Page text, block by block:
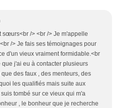
sœurs<br /> <br /> Je m'appelle
/> Je fais ses témoignages pour
d'un vieux vraiment formidable.<br
que j'ai eu à contacter plusieurs
des faux , des menteurs, des
les qualifiés mais suite aux
tombé sur ce vieux qui m'a
, le bonheur que je recherche